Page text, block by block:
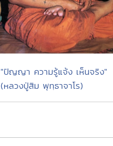
"ปัญญา ความรู้แจ้ง เห็นจริง"
(หลวงปู่สิม พุทฺธาจาโร)